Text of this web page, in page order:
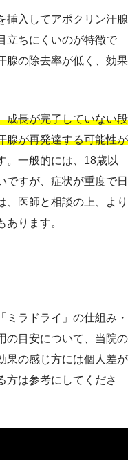
挿入してアポクリン汗腺
立ちにくいのが特徴で
腺の除去率が低く、効果
成長が完了していない段
腺が再発達する可能性が
。一般的には、18歳以
ですが、症状が重度で日
、医師と相談の上、より
ります。
ミラドライ」の仕組み・
の目安について、当院の
果の感じ方には個人差が
方は参考にしてくださ